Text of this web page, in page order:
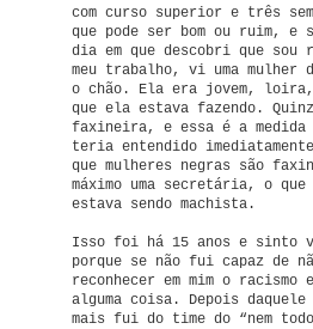
com curso superior e três
que pode ser bom ou ruim,
dia em que descobri que
meu trabalho, vi uma mulher
o chão. Ela era jovem,
que ela estava fazendo.
faxineira, e essa é a medida
teria entendido
que mulheres negras são
máximo uma secretária, o
estava sendo machista.
Isso foi há 15 anos e sinto
porque se não fui capaz de
reconhecer em mim o
alguma coisa. Depois
mais fui do time do “nem